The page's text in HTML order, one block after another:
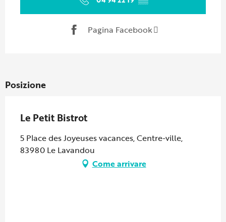
Pagina Facebook
Posizione
Le Petit Bistrot
5 Place des Joyeuses vacances, Centre-ville,
83980 Le Lavandou
Come arrivare